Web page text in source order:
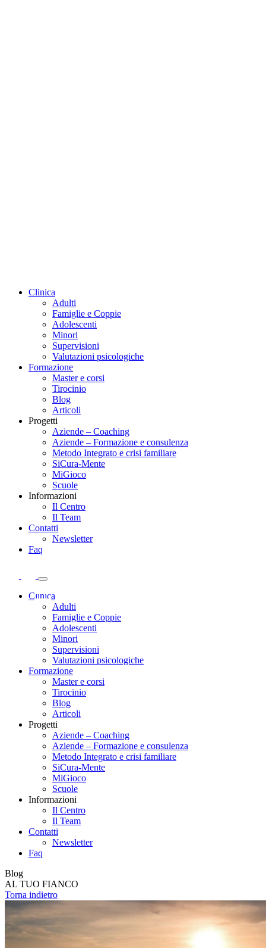
Clinica
Adulti
Famiglie e Coppie
Adolescenti
Minori
Supervisioni
Valutazioni psicologiche
Formazione
Master e corsi
Tirocinio
Blog
Articoli
Progetti
Aziende – Coaching
Aziende – Formazione e consulenza
Metodo Integrato e crisi familiare
SiCura-Mente
MiGioco
Scuole
Informazioni
Il Centro
Il Team
Contatti
Newsletter
Faq
Clinica
Adulti
Famiglie e Coppie
Adolescenti
Minori
Supervisioni
Valutazioni psicologiche
Formazione
Master e corsi
Tirocinio
Blog
Articoli
Progetti
Aziende – Coaching
Aziende – Formazione e consulenza
Metodo Integrato e crisi familiare
SiCura-Mente
MiGioco
Scuole
Informazioni
Il Centro
Il Team
Contatti
Newsletter
Faq
Blog
AL TUO FIANCO
Torna indietro